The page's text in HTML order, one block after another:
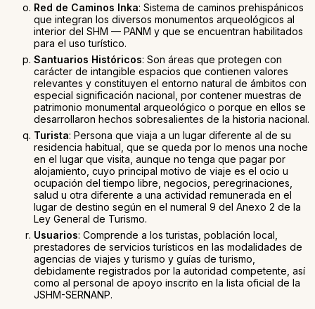
Red de Caminos Inka: Sistema de caminos prehispánicos
que integran los diversos monumentos arqueológicos al
interior del SHM — PANM y que se encuentran habilitados
para el uso turístico.
Santuarios Históricos: Son áreas que protegen con
carácter de intangible espacios que contienen valores
relevantes y constituyen el entorno natural de ámbitos con
especial significación nacional, por contener muestras de
patrimonio monumental arqueológico o porque en ellos se
desarrollaron hechos sobresalientes de la historia nacional.
Turista: Persona que viaja a un lugar diferente al de su
residencia habitual, que se queda por lo menos una noche
en el lugar que visita, aunque no tenga que pagar por
alojamiento, cuyo principal motivo de viaje es el ocio u
ocupación del tiempo libre, negocios, peregrinaciones,
salud u otra diferente a una actividad remunerada en el
lugar de destino según en el numeral 9 del Anexo 2 de la
Ley General de Turismo.
Usuarios: Comprende a los turistas, población local,
prestadores de servicios turísticos en las modalidades de
agencias de viajes y turismo y guías de turismo,
debidamente registrados por la autoridad competente, así
como al personal de apoyo inscrito en la lista oficial de la
JSHM-SERNANP.